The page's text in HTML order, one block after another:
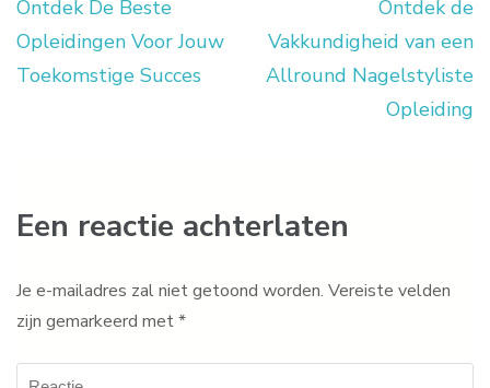
Berichtnavigatie
Ontdek De Beste
Opleidingen Voor Jouw
Toekomstige Succes
Ontdek de
Vakkundigheid van een
Allround Nagelstyliste
Opleiding
Een reactie achterlaten
Je e-mailadres zal niet getoond worden. Vereiste velden
zijn gemarkeerd met*
Reactie